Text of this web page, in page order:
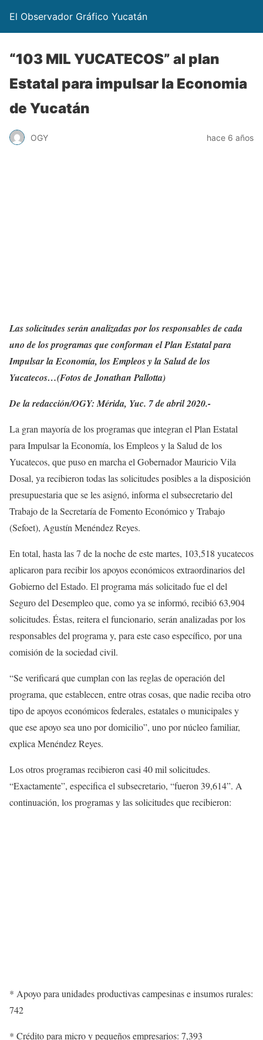
El Observador Gráfico Yucatán
“103 MIL YUCATECOS” al plan
Estatal para impulsar la Economia
de Yucatán
OGY hace 6 años
Las solicitudes serán analizadas por los responsables de cada
uno de los programas que conforman el Plan Estatal para
Impulsar la Economía, los Empleos y la Salud de los
Yucatecos…(Fotos de Jonathan Pallotta)
De la redacción/OGY: Mérida, Yuc. 7 de abril 2020.-
La gran mayoría de los programas que integran el Plan Estatal
para Impulsar la Economía, los Empleos y la Salud de los
Yucatecos, que puso en marcha el Gobernador Mauricio Vila
Dosal, ya recibieron todas las solicitudes posibles a la disposición
presupuestaria que se les asignó, informa el subsecretario del
Trabajo de la Secretaría de Fomento Económico y Trabajo
(Sefoet), Agustín Menéndez Reyes.
En total, hasta las 7 de la noche de este martes, 103,518 yucatecos
aplicaron para recibir los apoyos económicos extraordinarios del
Gobierno del Estado. El programa más solicitado fue el del
Seguro del Desempleo que, como ya se informó, recibió 63,904
solicitudes. Éstas, reitera el funcionario, serán analizadas por los
responsables del programa y, para este caso específico, por una
comisión de la sociedad civil.
“Se verificará que cumplan con las reglas de operación del
programa, que establecen, entre otras cosas, que nadie reciba otro
tipo de apoyos económicos federales, estatales o municipales y
que ese apoyo sea uno por domicilio”, uno por núcleo familiar,
explica Menéndez Reyes.
Los otros programas recibieron casi 40 mil solicitudes.
“Exactamente”, especifica el subsecretario, “fueron 39,614”. A
continuación, los programas y las solicitudes que recibieron:
* Apoyo para unidades productivas campesinas e insumos rurales:
742
* Crédito para micro y pequeños empresarios: 7,393